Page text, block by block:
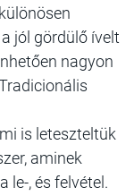
jól gördülő ívelt
nagyon
is leteszteltük
aminek
le-, és felvétel.